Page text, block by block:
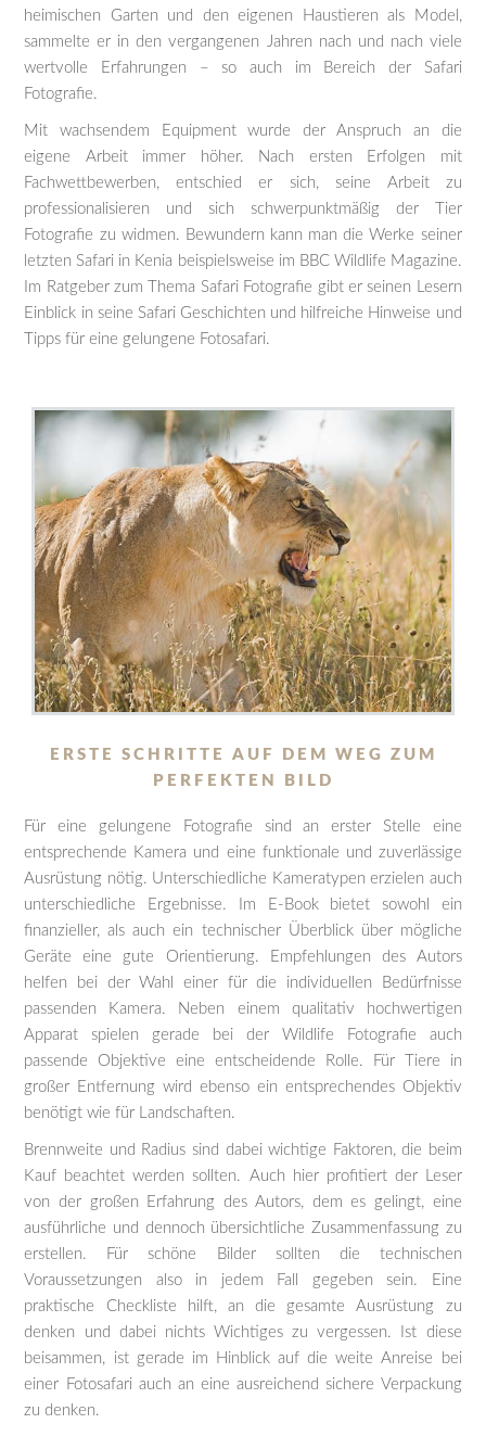
heimischen Garten und den eigenen Haustieren als Model,
sammelte er in den vergangenen Jahren nach und nach viele
wertvolle Erfahrungen – so auch im Bereich der Safari
Fotografie.
Mit wachsendem Equipment wurde der Anspruch an die
eigene Arbeit immer höher. Nach ersten Erfolgen mit
Fachwettbewerben, entschied er sich, seine Arbeit zu
professionalisieren und sich schwerpunktmäßig der Tier
Fotografie zu widmen. Bewundern kann man die Werke seiner
letzten Safari in Kenia beispielsweise im BBC Wildlife Magazine.
Im Ratgeber zum Thema Safari Fotografie gibt er seinen Lesern
Einblick in seine Safari Geschichten und hilfreiche Hinweise und
Tipps für eine gelungene Fotosafari.
ERSTE SCHRITTE AUF DEM WEG ZUM
PERFEKTEN BILD
Für eine gelungene Fotografie sind an erster Stelle eine
entsprechende Kamera und eine funktionale und zuverlässige
Ausrüstung nötig. Unterschiedliche Kameratypen erzielen auch
unterschiedliche Ergebnisse. Im E-Book bietet sowohl ein
finanzieller, als auch ein technischer Überblick über mögliche
Geräte eine gute Orientierung. Empfehlungen des Autors
helfen bei der Wahl einer für die individuellen Bedürfnisse
passenden Kamera. Neben einem qualitativ hochwertigen
Apparat spielen gerade bei der Wildlife Fotografie auch
passende Objektive eine entscheidende Rolle. Für Tiere in
großer Entfernung wird ebenso ein entsprechendes Objektiv
benötigt wie für Landschaften.
Brennweite und Radius sind dabei wichtige Faktoren, die beim
Kauf beachtet werden sollten. Auch hier profitiert der Leser
von der großen Erfahrung des Autors, dem es gelingt, eine
ausführliche und dennoch übersichtliche Zusammenfassung zu
erstellen. Für schöne Bilder sollten die technischen
Voraussetzungen also in jedem Fall gegeben sein. Eine
praktische Checkliste hilft, an die gesamte Ausrüstung zu
denken und dabei nichts Wichtiges zu vergessen. Ist diese
beisammen, ist gerade im Hinblick auf die weite Anreise bei
einer Fotosafari auch an eine ausreichend sichere Verpackung
zu denken.